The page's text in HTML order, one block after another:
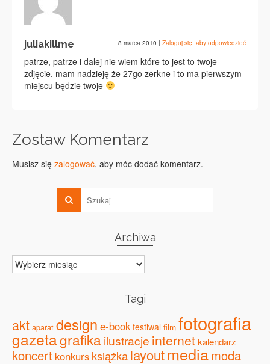
juliakillme 8 marca 2010 | Zaloguj się, aby odpowiedzieć
patrze, patrze i dalej nie wiem które to jest to twoje
zdjęcie. mam nadzieję że 27go zerkne i to ma pierwszym
miejscu będzie twoje
Zostaw Komentarz
Musisz się zalogować, aby móc dodać komentarz.
Archiwa
Archiwa
Tagi
akt aparat design e-book festiwal film fotografia
gazetagrafikailustracje internetkalendarz
koncert konkurs książkalayoutmediamoda